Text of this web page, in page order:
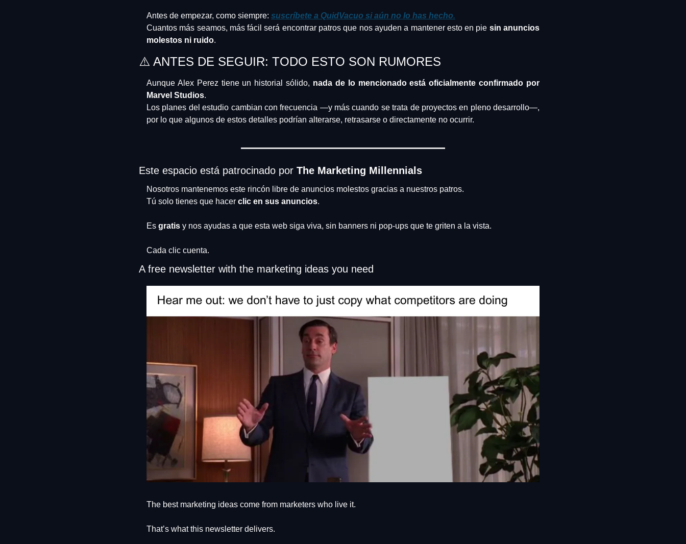
Antes de empezar, como siempre: suscríbete a QuidVacuo si aún no lo has hecho.
Cuantos más seamos, más fácil será encontrar patros que nos ayuden a mantener esto en pie sin anuncios
molestos ni ruido.
⚠️ ANTES DE SEGUIR: TODO ESTO SON RUMORES
Aunque Alex Perez tiene un historial sólido, nada de lo mencionado está oficialmente confirmado por
Marvel Studios.
Los planes del estudio cambian con frecuencia —y más cuando se trata de proyectos en pleno desarrollo—,
por lo que algunos de estos detalles podrían alterarse, retrasarse o directamente no ocurrir.
Este espacio está patrocinado por The Marketing Millennials
Nosotros mantenemos este rincón libre de anuncios molestos gracias a nuestros patros.
Tú solo tienes que hacer clic en sus anuncios.
Es gratis y nos ayudas a que esta web siga viva, sin banners ni pop-ups que te griten a la vista.
Cada clic cuenta.
A free newsletter with the marketing ideas you need
The best marketing ideas come from marketers who live it.
That’s what this newsletter delivers.